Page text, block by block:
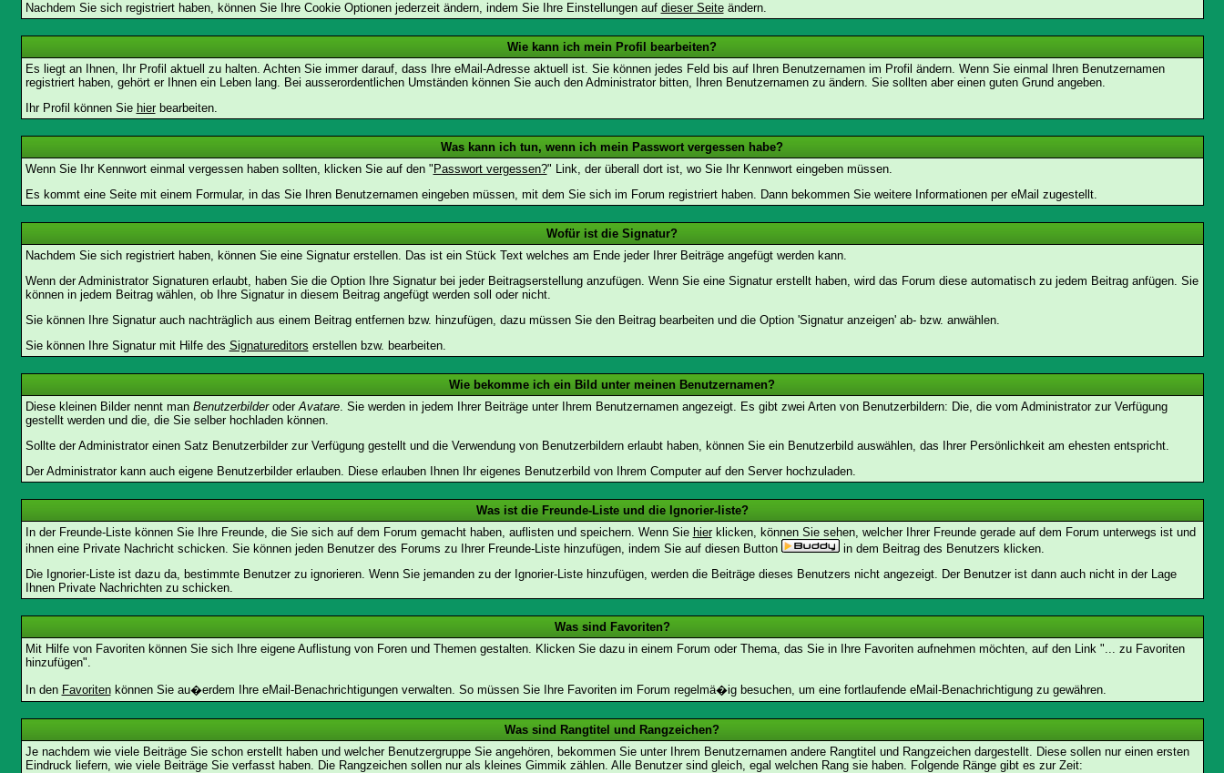
Nachdem Sie sich registriert haben, können Sie Ihre Cookie Optionen jederzeit ändern, indem Sie Ihre Einstellungen auf dieser Seiteändern.
Wie kann ich mein Profil bearbeiten?
Es liegt an Ihnen, Ihr Profil aktuell zu halten. Achten Sie immer darauf, dass Ihre eMail-Adresse aktuell ist. Sie können jedes Feld bis auf Ihren Benutzernamen im Profil ändern. Wenn Sie einmal Ihren Benutzernamen
registriert haben, gehört er Ihnen ein Leben lang. Bei ausserordentlichen Umständen können Sie auch den Administrator bitten, Ihren Benutzernamen zu ändern. Sie sollten aber einen guten Grund angeben.
Ihr Profil können Sie hierbearbeiten.
Was kann ich tun, wenn ich mein Passwort vergessen habe?
Wenn Sie Ihr Kennwort einmal vergessen haben sollten, klicken Sie auf den " Passwort vergessen?" Link, der überall dort ist, wo Sie Ihr Kennwort eingeben müssen.
Es kommt eine Seite mit einem Formular, in das Sie Ihren Benutzernamen eingeben müssen, mit dem Sie sich im Forum registriert haben. Dann bekommen Sie weitere Informationen per eMail zugestellt.
Wofür ist die Signatur?
Nachdem Sie sich registriert haben, können Sie eine Signatur erstellen. Das ist ein Stück Text welches am Ende jeder Ihrer Beiträge angefügt werden kann.
Wenn der Administrator Signaturen erlaubt, haben Sie die Option Ihre Signatur bei jeder Beitragserstellung anzufügen. Wenn Sie eine Signatur erstellt haben, wird das Forum diese automatisch zu jedem Beitrag anfügen. Sie
können in jedem Beitrag wählen, ob Ihre Signatur in diesem Beitrag angefügt werden soll oder nicht.
Sie können Ihre Signatur auch nachträglich aus einem Beitrag entfernen bzw. hinzufügen, dazu müssen Sie den Beitrag bearbeiten und die Option 'Signatur anzeigen' ab- bzw. anwählen.
Sie können Ihre Signatur mit Hilfe des Signatureditors erstellen bzw. bearbeiten.
Wie bekomme ich ein Bild unter meinen Benutzernamen?
Diese kleinen Bilder nennt man BenutzerbilderoderAvatare. Sie werden in jedem Ihrer Beiträge unter Ihrem Benutzernamen angezeigt. Es gibt zwei Arten von Benutzerbildern: Die, die vom Administrator zur Verfügung
gestellt werden und die, die Sie selber hochladen können.
Sollte der Administrator einen Satz Benutzerbilder zur Verfügung gestellt und die Verwendung von Benutzerbildern erlaubt haben, können Sie ein Benutzerbild auswählen, das Ihrer Persönlichkeit am ehesten entspricht.
Der Administrator kann auch eigene Benutzerbilder erlauben. Diese erlauben Ihnen Ihr eigenes Benutzerbild von Ihrem Computer auf den Server hochzuladen.
Was ist die Freunde-Liste und die Ignorier-liste?
In der Freunde-Liste können Sie Ihre Freunde, die Sie sich auf dem Forum gemacht haben, auflisten und speichern. Wenn Sie hierklicken, können Sie sehen, welcher Ihrer Freunde gerade auf dem Forum unterwegs ist und
ihnen eine Private Nachricht schicken. Sie können jeden Benutzer des Forums zu Ihrer Freunde-Liste hinzufügen, indem Sie auf diesen Button
in dem Beitrag des Benutzers klicken.
Die Ignorier-Liste ist dazu da, bestimmte Benutzer zu ignorieren. Wenn Sie jemanden zu der Ignorier-Liste hinzufügen, werden die Beiträge dieses Benutzers nicht angezeigt. Der Benutzer ist dann auch nicht in der Lage
Ihnen Private Nachrichten zu schicken.
Was sind Favoriten?
Mit Hilfe von Favoriten können Sie sich Ihre eigene Auflistung von Foren und Themen gestalten. Klicken Sie dazu in einem Forum oder Thema, das Sie in Ihre Favoriten aufnehmen möchten, auf den Link "... zu Favoriten
hinzufügen".
In den Favoritenkönnen Sie au�erdem Ihre eMail-Benachrichtigungen verwalten. So müssen Sie Ihre Favoriten im Forum regelmä�ig besuchen, um eine fortlaufende eMail-Benachrichtigung zu gewähren.
Was sind Rangtitel und Rangzeichen?
Je nachdem wie viele Beiträge Sie schon erstellt haben und welcher Benutzergruppe Sie angehören, bekommen Sie unter Ihrem Benutzernamen andere Rangtitel und Rangzeichen dargestellt. Diese sollen nur einen ersten
Eindruck liefern, wie viele Beiträge Sie verfasst haben. Die Rangzeichen sollen nur als kleines Gimmik zählen. Alle Benutzer sind gleich, egal welchen Rang sie haben. Folgende Ränge gibt es zur Zeit: